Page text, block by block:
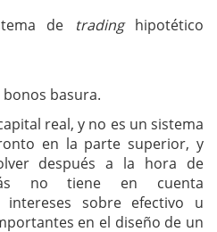
de tradinghipotético
bonos basura.
real, y no es un sistema
en la parte superior, y
después a la hora de
no tiene en cuenta
intereses sobre efectivo u
en el diseño de un